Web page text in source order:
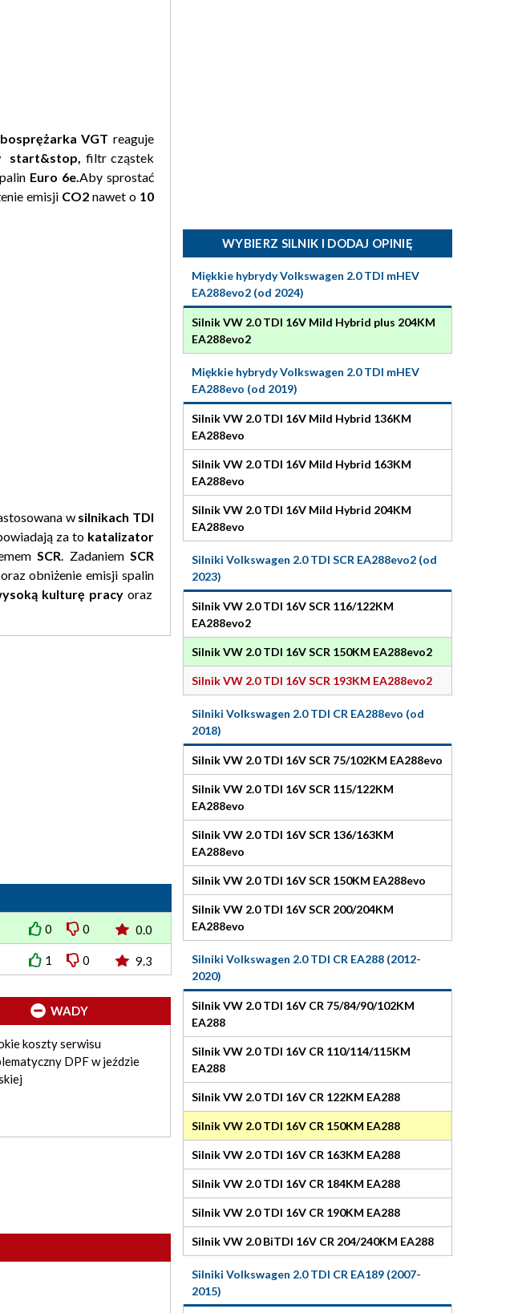
VGT reaguje
start&stop, filtr cząstek
Euro 6e.Aby sprostać
emisji CO2nawet o 10
wsilnikach TDI
za to katalizator
SCR. ZadaniemSCR
obniżenie emisji spalin
kulturę pracyoraz
0 0 0.0
1 0 9.3
WADY
koszty serwisu
DPF w jeździe
WYBIERZ SILNIK I DODAJ OPINIĘ
Miękkie hybrydy Volkswagen 2.0 TDI mHEV
EA288evo2 (od 2024)
Silnik VW 2.0 TDI 16V Mild Hybrid plus 204KM
EA288evo2
Miękkie hybrydy Volkswagen 2.0 TDI mHEV
EA288evo (od 2019)
Silnik VW 2.0 TDI 16V Mild Hybrid 136KM
EA288evo
Silnik VW 2.0 TDI 16V Mild Hybrid 163KM
EA288evo
Silnik VW 2.0 TDI 16V Mild Hybrid 204KM
EA288evo
Silniki Volkswagen 2.0 TDI SCR EA288evo2 (od
2023)
Silnik VW 2.0 TDI 16V SCR 116/122KM
EA288evo2
Silnik VW 2.0 TDI 16V SCR 150KM EA288evo2
Silnik VW 2.0 TDI 16V SCR 193KM EA288evo2
Silniki Volkswagen 2.0 TDI CR EA288evo (od
2018)
Silnik VW 2.0 TDI 16V SCR 75/102KM EA288evo
Silnik VW 2.0 TDI 16V SCR 115/122KM
EA288evo
Silnik VW 2.0 TDI 16V SCR 136/163KM
EA288evo
Silnik VW 2.0 TDI 16V SCR 150KM EA288evo
Silnik VW 2.0 TDI 16V SCR 200/204KM
EA288evo
Silniki Volkswagen 2.0 TDI CR EA288 (2012-
2020)
Silnik VW 2.0 TDI 16V CR 75/84/90/102KM
EA288
Silnik VW 2.0 TDI 16V CR 110/114/115KM
EA288
Silnik VW 2.0 TDI 16V CR 122KM EA288
Silnik VW 2.0 TDI 16V CR 150KM EA288
Silnik VW 2.0 TDI 16V CR 163KM EA288
Silnik VW 2.0 TDI 16V CR 184KM EA288
Silnik VW 2.0 TDI 16V CR 190KM EA288
Silnik VW 2.0 BiTDI 16V CR 204/240KM EA288
Silniki Volkswagen 2.0 TDI CR EA189 (2007-
2015)